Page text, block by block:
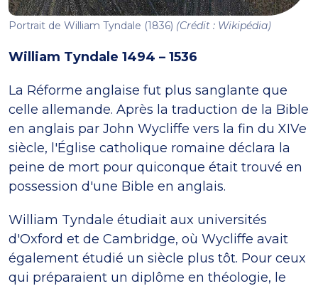
Portrait de William Tyndale (1836) (Crédit : Wikipédia)
William Tyndale 1494 – 1536
La Réforme anglaise fut plus sanglante que
celle allemande. Après la traduction de la Bible
en anglais par John Wycliffe vers la fin du XIVe
siècle, l'Église catholique romaine déclara la
peine de mort pour quiconque était trouvé en
possession d'une Bible en anglais.
William Tyndale étudiait aux universités
d'Oxford et de Cambridge, où Wycliffe avait
également étudié un siècle plus tôt. Pour ceux
qui préparaient un diplôme en théologie, le